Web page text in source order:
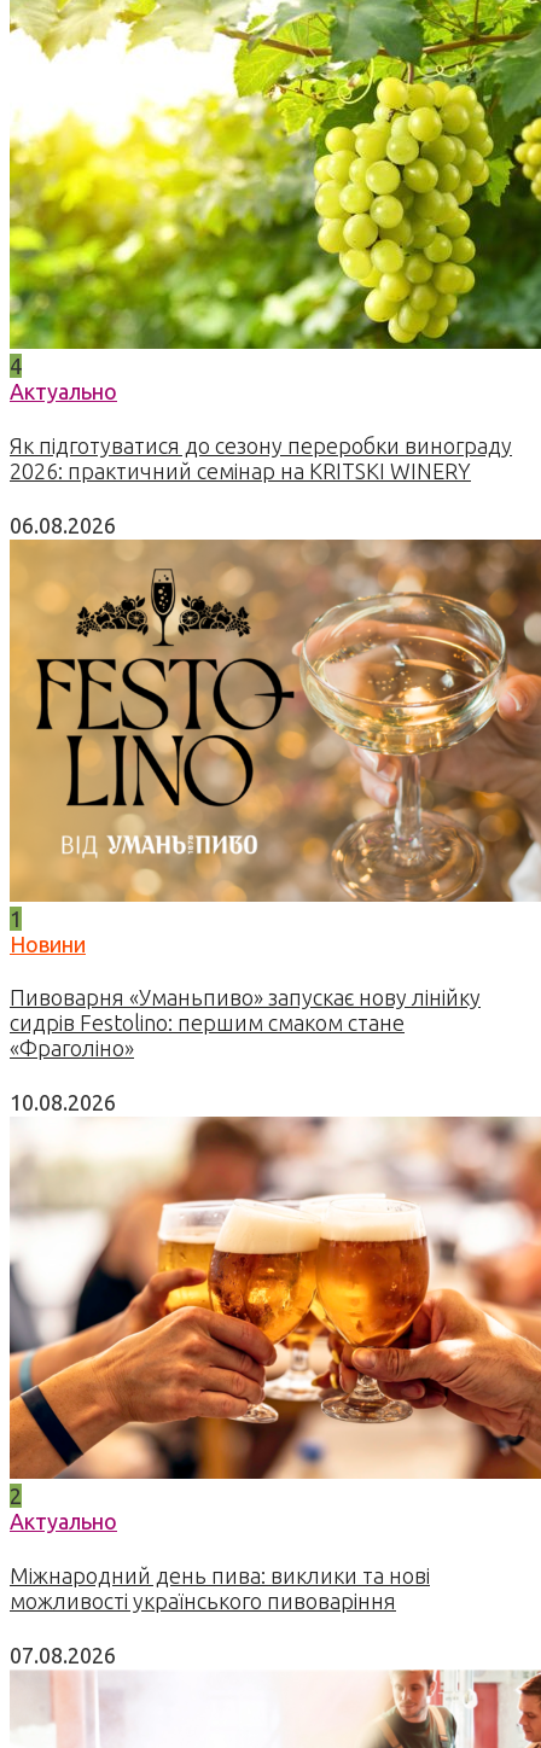
4
Актуально
Як підготуватися до сезону переробки винограду
2026: практичний семінар на KRITSKI WINERY
06.08.2026
1
Новини
Пивоварня «Уманьпиво» запускає нову лінійку
сидрів Festolino: першим смаком стане
«Фраголіно»
10.08.2026
2
Актуально
Міжнародний день пива: виклики та нові
можливості українського пивоваріння
07.08.2026